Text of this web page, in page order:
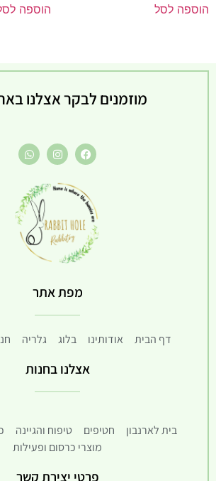
הוספה לסל הוספה
מוזמנים לבקר אצלנו
מפת אתר
דף הבית אודותינו בלוג גלריה
אצלנו בחנות
בית לארנבון חטיפים טיפוח והגיינה
מוצרי כרסום ופעילות
פרטי יצירת קשר